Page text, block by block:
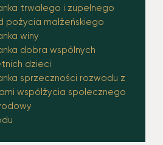
trwałego i zupełnego
pożycia małżeńskiego
winy
dobra wspólnych
dzieci
sprzeczności rozwodu z
współżycia społecznego